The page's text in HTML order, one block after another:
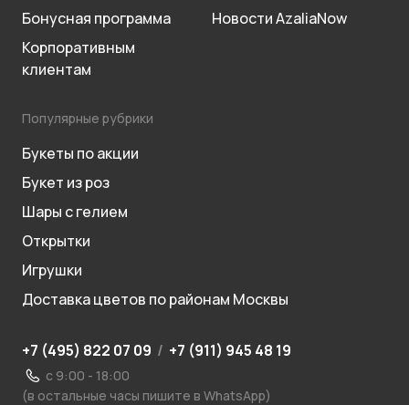
Бонусная программа
Корпоративным
клиентам
Новости AzaliaNow
Популярные рубрики
Букеты по акции
Букет из роз
Шары с гелием
Открытки
Игрушки
Доставка цветов по районам Москвы
+7 (495) 822 07 09 / +7 (911) 945 48 19
с 9:00 - 18:00
(в остальные часы пишите в WhatsApp)